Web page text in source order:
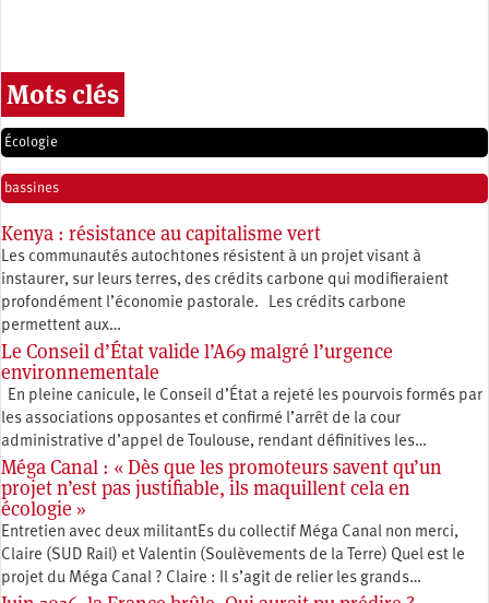
Mots clés
Écologie
bassines
Kenya : résistance au capitalisme vert
Les communautés autochtones résistent à un projet visant à
instaurer, sur leurs terres, des crédits carbone qui modifieraient
profondément l’économie pastorale. Les crédits carbone
permettent aux…
Le Conseil d’État valide l’A69 malgré l’urgence
environnementale
En pleine canicule, le Conseil d’État a rejeté les pourvois formés par
les associations opposantes et confirmé l’arrêt de la cour
administrative d’appel de Toulouse, rendant définitives les…
Méga Canal : « Dès que les promoteurs savent qu’un
projet n’est pas justifiable, ils maquillent cela en
écologie »
Entretien avec deux militantEs du collectif Méga Canal non merci,
Claire (SUD Rail) et Valentin (Soulèvements de la Terre) Quel est le
projet du Méga Canal ? Claire : Il s’agit de relier les grands…